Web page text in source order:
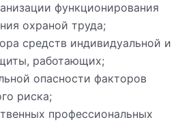
функционирования
охраной труда;
средств индивидуальной и
работающих;
опасности факторов
риска;
профессиональных